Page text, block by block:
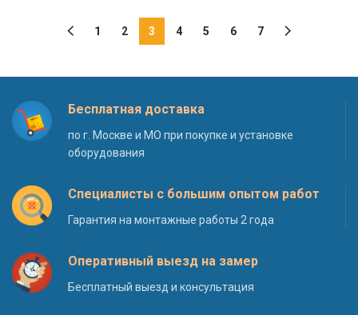
1 2 3 4 5 6 7
Бесплатная доставка
по г. Москве и МО при покупке и установке
оборудования
Специалисты с большим опытом работ
Гарантия на монтажные работы 2 года
Оперативный выезд на замер
Бесплатный выезд и консультация